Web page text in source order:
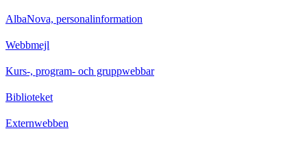
AlbaNova, personalinformation
Webbmejl
Kurs-, program- och gruppwebbar
Biblioteket
Externwebben